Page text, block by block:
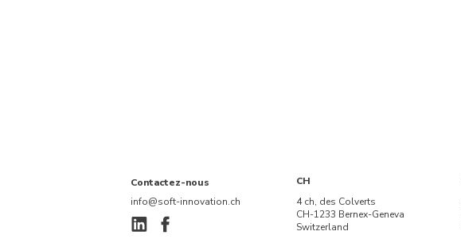
Contactez-nous
info@soft-innovation.ch
CH
4 ch, des Colverts
CH-1233 Bernex-Geneva
Switzerland